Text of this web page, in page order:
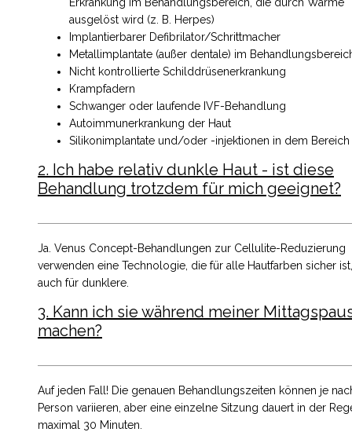
ausgelöst wird (z. B. Herpes)
Implantierbarer Defibrilator/Schrittmacher
Metallimplantate (außer dentale) im
Nicht kontrollierte Schilddrüsenerkrankung
Krampfadern
Schwanger oder laufende IVF-Behandlung
Autoimmunerkrankung der Haut
Silikonimplantate und/oder -injektionen in dem Bereich
2. Ich habe relativ dunkle Haut - ist diese
Behandlung trotzdem für mich geeignet?
Ja. Venus Concept-Behandlungen zur Cellulite-Reduzierung
verwenden eine Technologie, die für alle Hautfarben sicher ist,
auch für dunklere.
3. Kann ich sie während meiner
machen?
Auf jeden Fall! Die genauen Behandlungszeiten können je
Person variieren, aber eine einzelne Sitzung dauert in der
maximal 30 Minuten.